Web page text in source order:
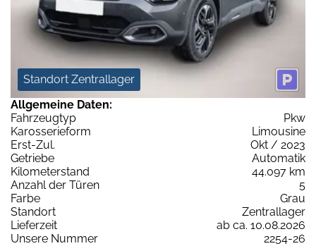
Standort Zentrallager
Allgemeine Daten:
Fahrzeugtyp
Pkw
Karosserieform
Limousine
Erst-Zul.
Okt / 2023
Getriebe
Automatik
Kilometerstand
44.097 km
Anzahl der Türen
5
Farbe
Grau
Standort
Zentrallager
Lieferzeit
ab ca. 10.08.2026
Unsere Nummer
2254-26